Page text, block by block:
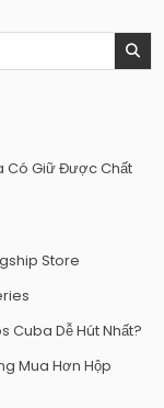
Có Giữ Được Chất
Store
Cuba Dễ Hút Nhất?
Mua Hơn Hộp